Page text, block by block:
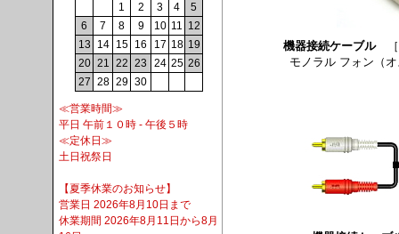
機器接続ケーブル［
モノラル フォン（
1 2 3 4
5
6
7 8 9 10 11 12
13
14 15 16 17 18 19
20 21 22 23 24 25 26
27 28 29 30
≪営業時間≫
平日 午前１０時 - 午後５時
≪定休日≫
土日祝祭日
【夏季休業のお知らせ】
営業日 2026年8月10日まで
休業期間 2026年8月11日から8月